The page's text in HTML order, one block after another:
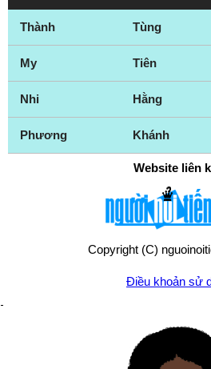
Thành Tùng
My Tiên
Nhi Hằng
Phương Khánh
Website liên
Copyright (C)
Điều khoản sử
Chính sách quyền